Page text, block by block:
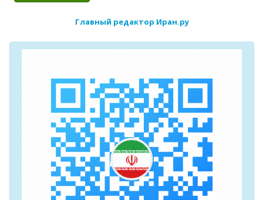
Главный редактор Иран.ру